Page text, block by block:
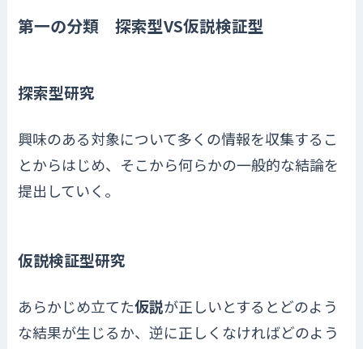
第一の分類 探索型VS仮説検証型
探索型研究
興味のある対象について多くの情報を収集するこ
とからはじめ、そこから何らかの一般的な結論を
提出していく。
仮説検証型研究
あらかじめ立てた仮説が正しいとするとどのよう
な結果が生じるか、逆に正しくなければどのよう